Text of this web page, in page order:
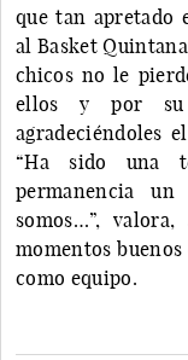
que tan apretado
al Basket
chicos no le
ellos y por su
agradeciéndoles
“Ha sido una
permanencia
somos…”,
momentos
como equipo.